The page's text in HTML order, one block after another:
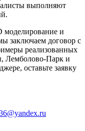
выполняют
моделирование и
заключаем договор с
реализованных
Лемболово-Парк и
оставьте заявку